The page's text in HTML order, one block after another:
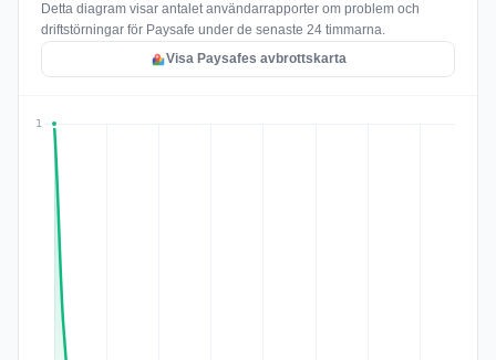
Detta diagram visar antalet användarrapporter om problem och
driftstörningar för Paysafe under de senaste 24 timmarna.
Visa Paysafes avbrottskarta